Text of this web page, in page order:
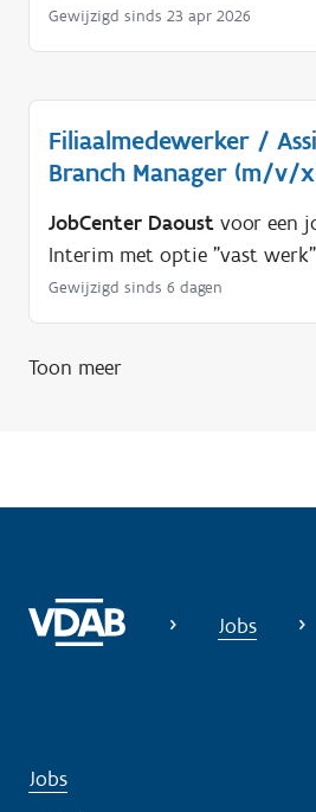
Gewijzigd sinds 23 apr 2026
Filiaalmedewerker /
Branch Manager (m/v/
JobCenter Daoust voor een
Interim met optie "vast werk"
Gewijzigd sinds 6 dagen
Toon meer
Jobs
Jobs